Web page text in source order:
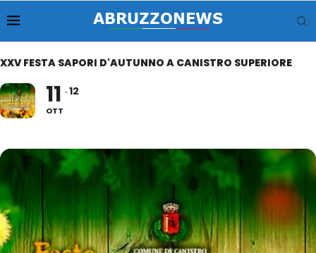
XXV FESTA SAPORI D'AUTUNNO A CANISTRO SUPERIORE
11
OTT
12